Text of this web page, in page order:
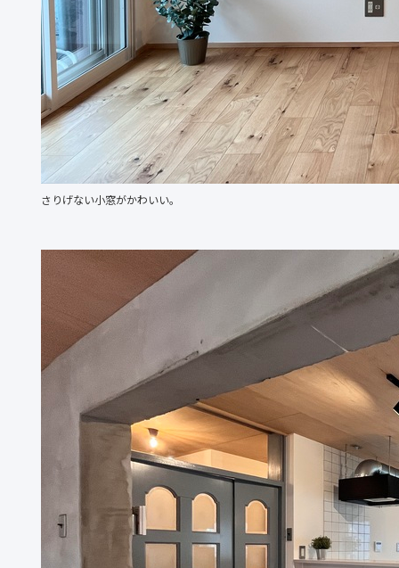
さりげない小窓がかわいい。